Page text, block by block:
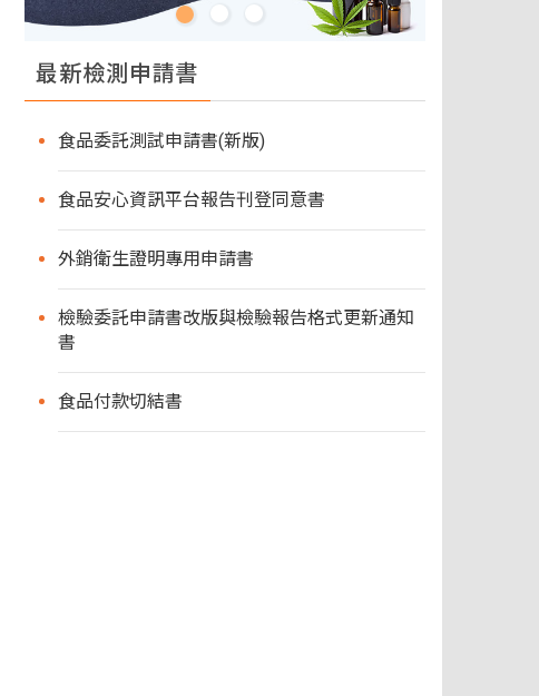
最新檢測申請書
食品委託測試申請書(新版)
食品安心資訊平台報告刊登同意書
外銷衛生證明專用申請書
檢驗委託申請書改版與檢驗報告格式更新通知
書
食品付款切結書